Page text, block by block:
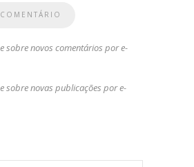
sobre novos comentários por e-
sobre novas publicações por e-